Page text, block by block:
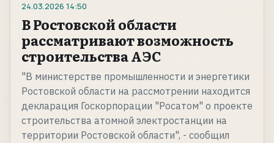
24.03.2026 14:50
В Ростовской области
рассматривают возможность
строительства АЭС
"В министерстве промышленности и энергетики
Ростовской области на рассмотрении находится
декларация Госкорпорации "Росатом" о проекте
строительства атомной электростанции на
территории Ростовской области", - сообщил